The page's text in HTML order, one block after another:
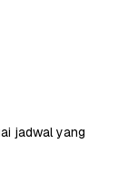
jadwal yang